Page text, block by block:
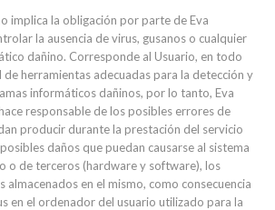
implica la obligación por parte de Eva
la ausencia de virus, gusanos o cualquier
dañino. Corresponde al Usuario, en todo
herramientas adecuadas para la detección y
informáticos dañinos, por lo tanto, Eva
responsable de los posibles errores de
producir durante la prestación del servicio
daños que puedan causarse al sistema
o de terceros (hardware y software), los
almacenados en el mismo, como consecuencia
en el ordenador del usuario utilizado para la